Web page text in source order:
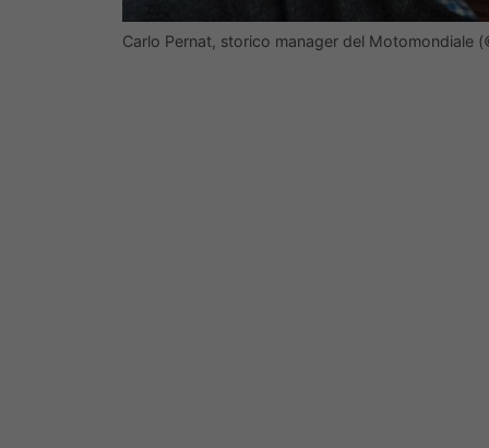
Carlo Pernat, storico manager del Motomondiale